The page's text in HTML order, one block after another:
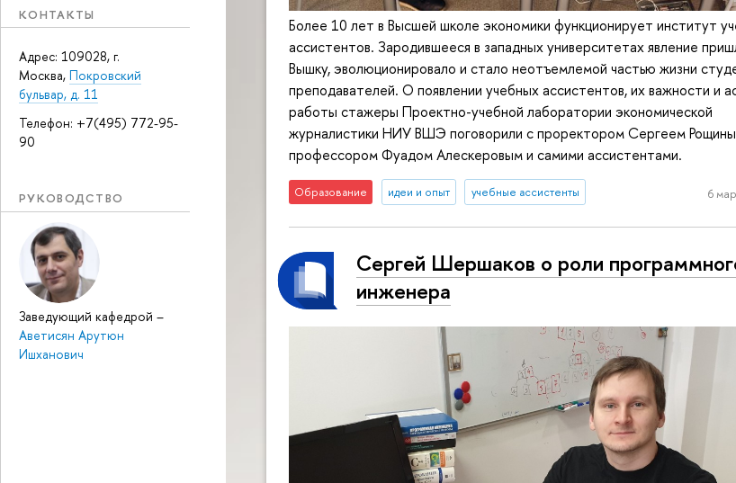
КОНТАКТЫ
Адрес: 109028, г.
Москва, Покровский
бульвар, д. 11
Телефон: +7(495) 772-95-
90
РУКОВОДСТВО
Заведующий кафедрой –
Аветисян Арутюн
Ишханович
Более 10 лет в Высшей школе экономики функционирует институт
ассистентов. Зародившееся в западных университетах явление
Вышку, эволюционировало и стало неотъемлемой частью жизни
преподавателей. О появлении учебных ассистентов, их важности и
работы стажеры Проектно-учебной лаборатории экономической
журналистики НИУ ВШЭ поговорили с проректором Сергеем
профессором Фуадом Алескеровым и самими ассистентами.
Образование идеи и опыт учебные ассистенты 6
Сергей Шершаков о роли
инженера